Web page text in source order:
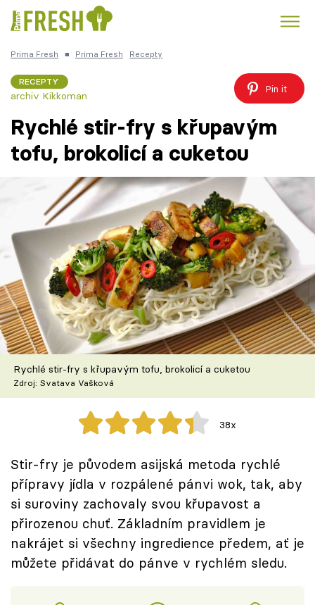
Česká kuchyně
Témata
Recepty
Články
TV Program
Škola vaření
Recepty z TV
Speciál: Cuketa
Těhotnej kuchař
Sledujte prima+
Přihlášení
Sledujte nás
Prima Fresh ■ Prima Fresh Recepty
RECEPTY
archiv Kikkoman
Pin it
Rychlé stir-fry s křupavým
tofu, brokolicí a cuketou
Rychlé stir-fry s křupavým tofu, brokolicí a cuketou
Zdroj: Svatava Vašková
38x
Stir-fry je původem asijská metoda rychlé
přípravy jídla v rozpálené pánvi wok, tak, aby
si suroviny zachovaly svou křupavost a
přirozenou chuť. Základním pravidlem je
nakrájet si všechny ingredience předem, ať je
můžete přidávat do pánve v rychlém sledu.